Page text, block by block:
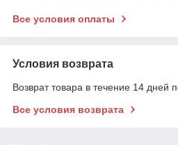
Все условия оплаты
Условия возврата
Возврат товара в течение 14 дней
Все условия возврата